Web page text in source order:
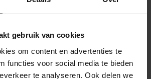
gebruik van cookies
om content en advertenties te
functies voor social media te bieden
te analyseren. Ook delen we
Kies dan voor een van de off-road
BERG X-Plore, BERG X-ite,
DETAILS